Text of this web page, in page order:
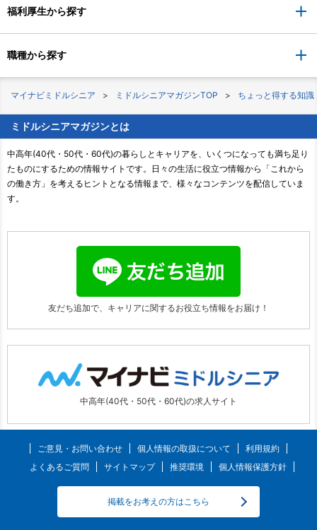
福利厚生から探す
職種から探す
マイナビミドルシニア ミドルシニアマガジンTOP ちょっと得する知識
ミドルシニアマガジンとは
中高年(40代・50代・60代)の暮らしとキャリアを、いくつになっても満ち足り
たものにするための情報サイトです。日々の生活に役立つ情報から「これから
の働き方」を考えるヒントとなる情報まで、様々なコンテンツを配信していま
す。
友だち追加で、キャリアに関するお役立ち情報をお届け！
中高年(40代・50代・60代)の求人サイト
ご意見・お問い合わせ 個人情報の取扱について
利用規約
よくあるご質問
サイトマップ 推奨環境 個人情報保護方針
掲載をお考えの方はこちら